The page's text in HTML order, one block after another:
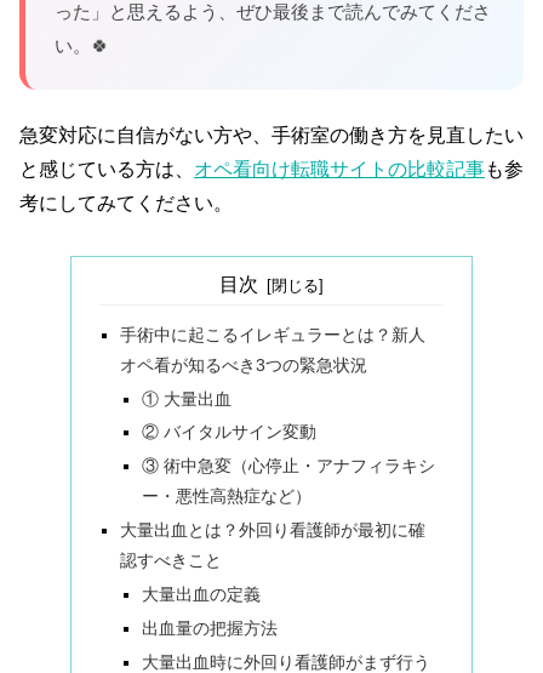
った」と思えるよう、ぜひ最後まで読んでみてくださ
い。🍀
急変対応に自信がない方や、手術室の働き方を見直したい
と感じている方は、 オペ看向け転職サイトの比較記事も参
考にしてみてください。
目次
手術中に起こるイレギュラーとは？新人
オペ看が知るべき3つの緊急状況
① 大量出血
② バイタルサイン変動
③ 術中急変（心停止・アナフィラキシ
ー・悪性高熱症など）
大量出血とは？外回り看護師が最初に確
認すべきこと
大量出血の定義
出血量の把握方法
大量出血時に外回り看護師がまず行う